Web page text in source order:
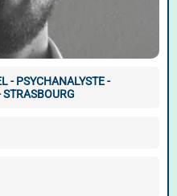
- PSYCHANALYSTE -